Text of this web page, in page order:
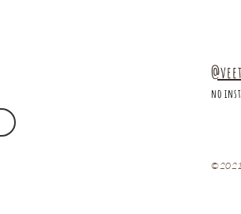
no
©2021